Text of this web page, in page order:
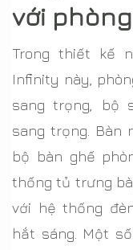
với
Trong thiết kế
Infinity này,
sang trọng, bộ
sang trọng. Bàn
bộ bàn ghế
thống tủ trưng
với hệ thống
hắt sáng. Một